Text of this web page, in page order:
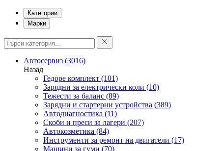
Категории
Марки
Автосервиз (3016)
Назад
Гедоре комплект (101)
Зарядни за електрически коли (10)
Тежести за баланс (89)
Зарядни и стартерни устройства (389)
Автодиагностика (11)
Скоби и преси за лагери (207)
Автокозметика (84)
Инструменти за ремонт на двигатели (17)
Машини за гуми (70)